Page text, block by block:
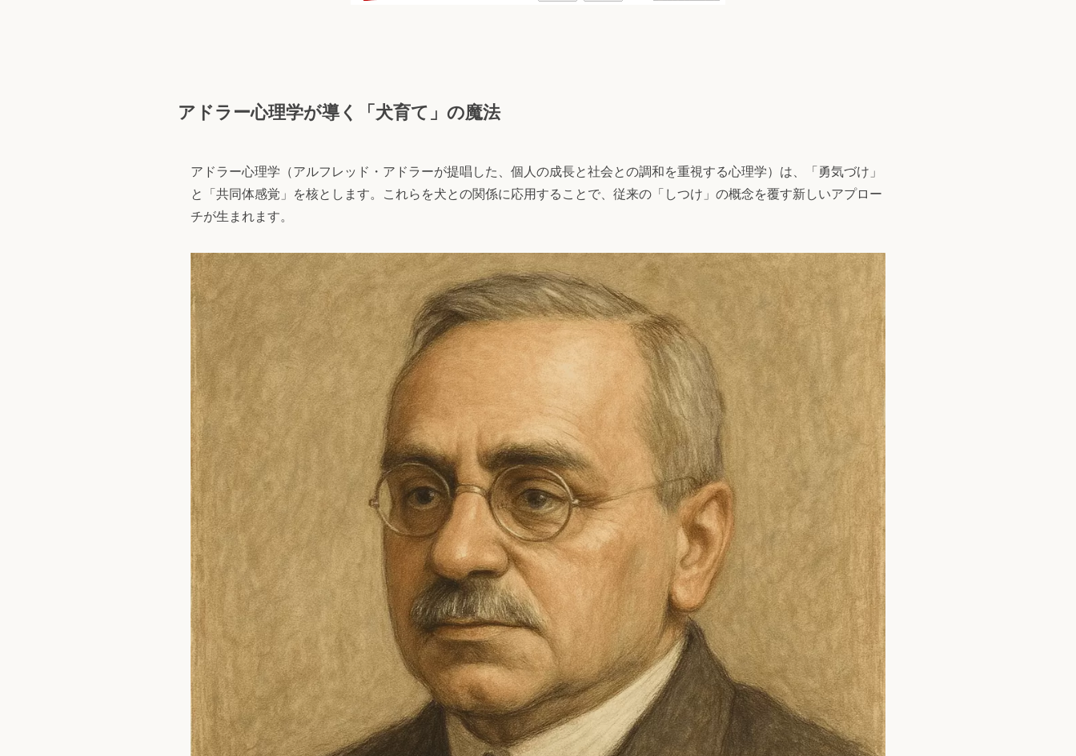
アドラー心理学が導く「犬育て」の魔法
アドラー心理学（アルフレッド・アドラーが提唱した、個人の成長と社会との調和を重視する心理学）は、「勇気づけ」
と「共同体感覚」を核とします。これらを犬との関係に応用することで、従来の「しつけ」の概念を覆す新しいアプロー
チが生まれます。